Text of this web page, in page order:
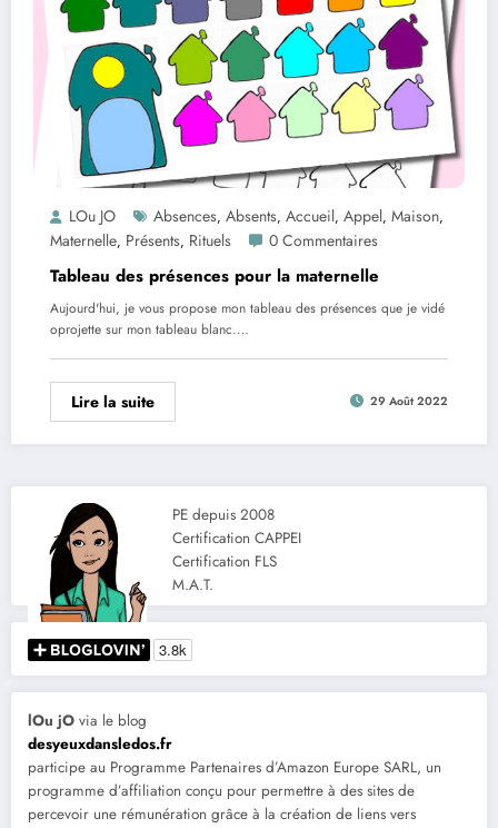
LOu JO Absences, Absents, Accueil, Appel, Maison,
Maternelle, Présents, Rituels 0 Commentaires
Tableau des présences pour la maternelle
Aujourd'hui, je vous propose mon tableau des présences que je vidé
oprojette sur mon tableau blanc.…
Lire la suite 29 Août 2022
PE depuis 2008
Certification CAPPEI
Certification FLS
M.A.T.
lOu jO via le blog
desyeuxdansledos.fr
participe au Programme Partenaires d’Amazon Europe SARL, un
programme d’affiliation conçu pour permettre à des sites de
percevoir une rémunération grâce à la création de liens vers